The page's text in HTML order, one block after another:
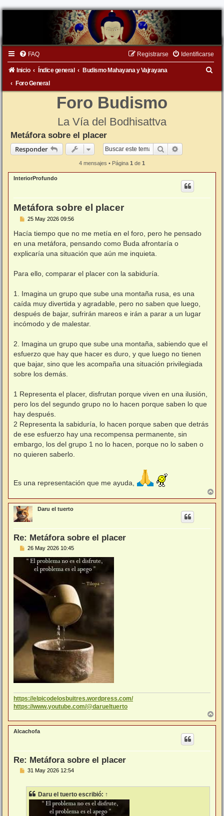
FAQ Identificarse
Registrarse
Inicio Índice general
Budismo Mahayana y Vajrayana
Foro General
Foro Budismo
La Vía del Bodhisattva
Metáfora sobre el placer
Responder
Buscar
4 mensajes • Página 1 de 1
InteriorProfundo
Metáfora sobre el placer
M
n
a
j
e
25 May 2026 09:56
Hacía tiempo que no me metía en el foro, pero he pensado
en una metáfora, pensando como Buda afrontaría o
explicaría una situación que aún me inquieta.
Para ello, comparar el placer con la sabiduría.
1. Imagina un grupo que sube una montaña rusa, es una
caída muy divertida y agradable, pero no saben que luego,
después de bajar, sufrirán mareos e irán a parar a un lugar
incómodo y de malestar.
2. Imagina un grupo que sube una montaña, sabiendo que el
esfuerzo que hay que hacer es duro, y que luego no tienen
que bajar, sino que les acompaña una situación privilegiada
sobre los demás.
1 Representa el placer, disfrutan porque viven en una ilusión,
pero los del segundo grupo no lo hacen porque saben lo que
hay después.
2 Representa la sabiduría, lo hacen porque saben que detrás
de ese esfuerzo hay una recompensa permanente, sin
embargo, los del grupo 1 no lo hacen, porque no lo saben o
no quieren saberlo.
Es una representación que me ayuda,
r
r
Daru el tuerto
Re: Metáfora sobre el placer
M
n
j
e
26 May 2026 10:45
https://elpicodelosbuitres.wordpress.com/
https://www.youtube.com/@darueltuerto
r
r
Alcachofa
Re: Metáfora sobre el placer
M
31 May 2026 12:54
Daru el tuerto escribió: ↑